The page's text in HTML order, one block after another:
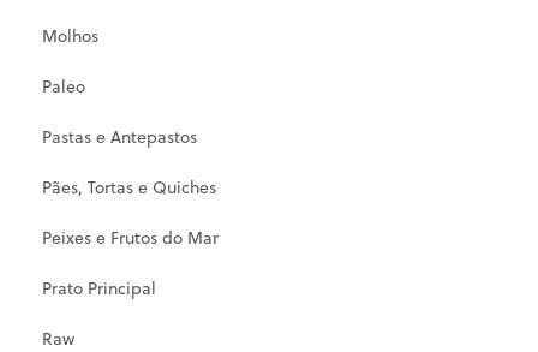
Molhos
Paleo
Pastas e Antepastos
Pães, Tortas e Quiches
Peixes e Frutos do Mar
Prato Principal
Raw